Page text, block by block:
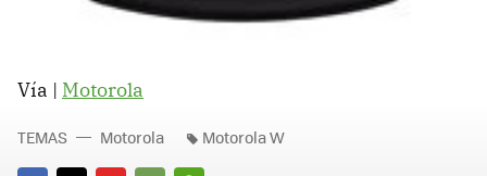
Vía | Motorola
TEMAS Motorola Motorola W